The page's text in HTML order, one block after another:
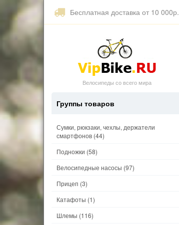
Бесплатная доставка от 10 000р.
Велосипеды со всего мира
Группы товаров
Сумки, рюкзаки, чехлы, держатели
смартфонов (44)
Подножки (58)
Велосипедные насосы (97)
Прицеп (3)
Катафоты (1)
Шлемы (116)